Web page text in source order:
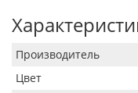
Производитель
Цвет